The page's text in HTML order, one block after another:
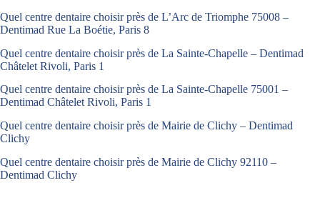
Quel centre dentaire choisir près de L’Arc de Triomphe 75008 –
Dentimad Rue La Boétie, Paris 8
Quel centre dentaire choisir près de La Sainte-Chapelle – Dentimad
Châtelet Rivoli, Paris 1
Quel centre dentaire choisir près de La Sainte-Chapelle 75001 –
Dentimad Châtelet Rivoli, Paris 1
Quel centre dentaire choisir près de Mairie de Clichy – Dentimad
Clichy
Quel centre dentaire choisir près de Mairie de Clichy 92110 –
Dentimad Clichy